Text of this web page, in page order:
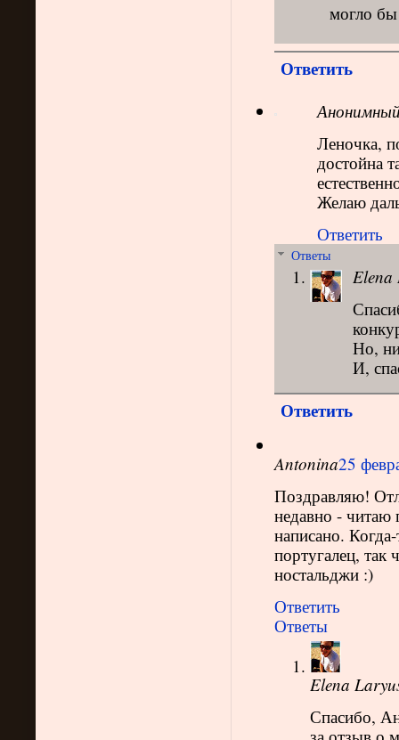
могло
Ответить
Леночка,
достойна
Желаю
Ответить
Ответы
Elena
Но,
И,
Ответить
Antonina25
Поздравляю!
недавно - читаю
написано.
португалец, так
ностальджи :)
Ответить
Ответы
Elena
Спасибо,